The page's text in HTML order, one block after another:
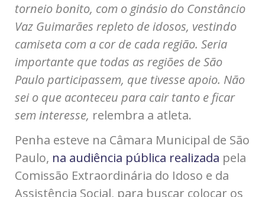
torneio bonito, com o ginásio do Constâncio
Vaz Guimarães repleto de idosos, vestindo
camiseta com a cor de cada região. Seria
importante que todas as regiões de São
Paulo participassem, que tivesse apoio. Não
sei o que aconteceu para cair tanto e ficar
sem interesse, relembra a atleta.
Penha esteve na Câmara Municipal de São
Paulo, na audiência pública realizada pela
Comissão Extraordinária do Idoso e da
Assistência Social, para buscar colocar os